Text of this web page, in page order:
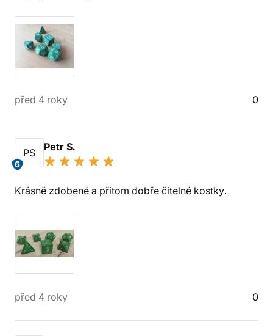
před 4 roky 0
PS
6
Petr S.
Krásně zdobené a přitom dobře čitelné kostky.
před 4 roky 0